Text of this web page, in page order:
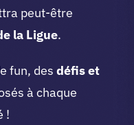
peut-être
la Ligue.
fun, desdéfis et
à chaque
!